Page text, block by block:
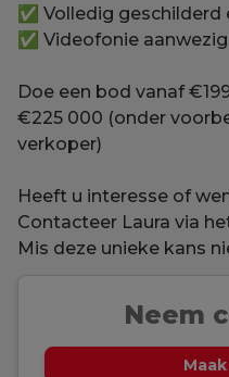
✅ Volledig geschilderd
✅ Videofonie aanwezig
Doe een bod vanaf
€225 000 (onder
verkoper)
Heeft u interesse of
Contacteer Laura via
Mis deze unieke kans
Neem